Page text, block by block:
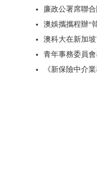
廉政公署席聯
澳娛攜攜程辦“
澳科大在新加
青年事務委員
《新保險中介